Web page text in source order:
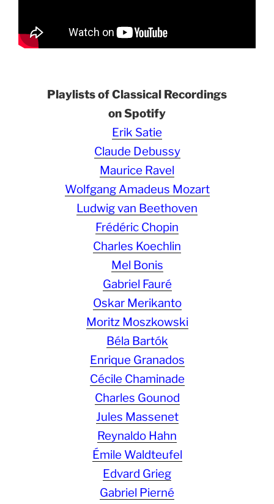
Playlists of Classical Recordings
on Spotify
Erik Satie
Claude Debussy
Maurice Ravel
Wolfgang Amadeus Mozart
Ludwig van Beethoven
Frédéric Chopin
Charles Koechlin
Mel Bonis
Gabriel Fauré
Oskar Merikanto
Moritz Moszkowski
Béla Bartók
Enrique Granados
Cécile Chaminade
Charles Gounod
Jules Massenet
Reynaldo Hahn
Émile Waldteufel
Edvard Grieg
Gabriel Pierné